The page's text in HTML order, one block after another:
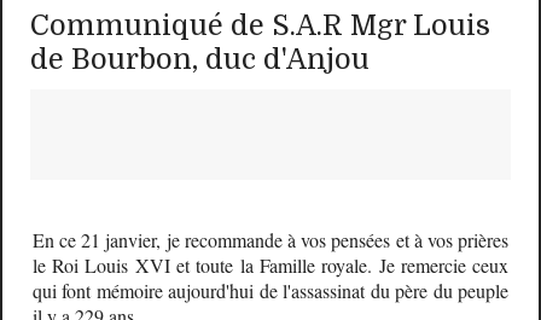
Communiqué de S.A.R Mgr Louis
de Bourbon, duc d'Anjou
En ce 21 janvier, je recommande à vos pensées et à vos prières
le Roi Louis XVI et toute la Famille royale. Je remercie ceux
qui font mémoire aujourd'hui de l'assassinat du père du peuple